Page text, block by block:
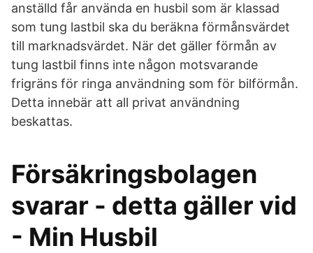
anställd får använda en husbil som är klassad
som tung lastbil ska du beräkna förmånsvärdet
till marknadsvärdet. När det gäller förmån av
tung lastbil finns inte någon motsvarande
frigräns för ringa användning som för bilförmån.
Detta innebär att all privat användning
beskattas.
Försäkringsbolagen
svarar - detta gäller vid
- Min Husbil